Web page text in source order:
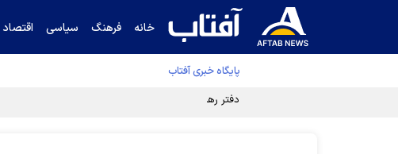
خانه فرهنگ سیاسی اقتصاد
پایگاه خبری آفتاب
دفتر رهبر انقلاب ادعای خرازی درباره پزشکیان را تکذیب کرد